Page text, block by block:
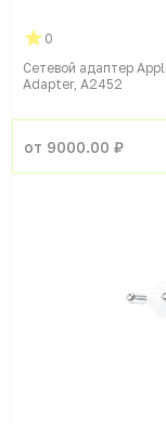
0
Сетевой адаптер
Adapter, A2452
от 9000.00 ₽